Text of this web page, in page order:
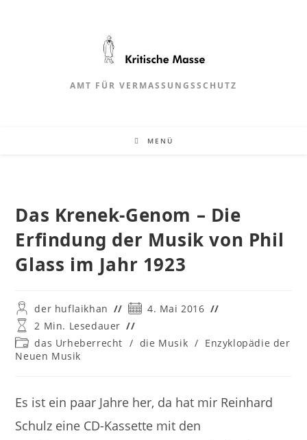
AMT FÜR VERMASSUNGSSCHUTZ
MENÜ
Das Krenek-Genom – Die
Erfindung der Musik von Phil
Glass im Jahr 1923
Beitrags-
Autor:
der huflaikhan
Beitrag
veröffentlicht:
4. Mai 2016
Lesedauer:
2 Min. Lesedauer
Beitrags-
Kategorie:
das Urheberrecht / die Musik / Enzyklopädie der
Neuen Musik
Es ist ein paar Jahre her, da hat mir Reinhard
Schulz eine CD-Kassette mit den